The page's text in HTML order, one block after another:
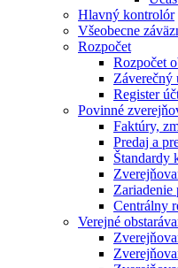
Hlavný kontrolór
Všeobecne
Rozpočet
Rozpočet
Záverečný
Register
Povinné
Faktúry,
Predaj a
Štandardy
Zariadenie
Centrálny
Verejné